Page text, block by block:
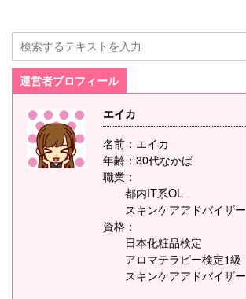
運営者プロフィール
エイカ
名前：エイカ
年齢：30代なかば
職業：
都内IT系OL
スキンケアアドバイザー
資格：
日本化粧品検定
アロマテラピー検定1級
スキンケアアドバイザー